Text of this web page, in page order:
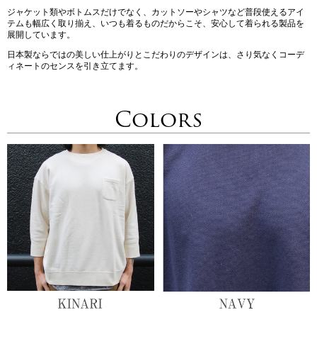
ジャケット類やボトムスだけでなく、カットソーやシャツなど普段使えるアイ
テムも幅広く取り揃え、いつも着るものだからこそ、安心して着られる製品を
展開しています。
日本製ならではの美しい仕上がりとこだわりのデザインは、さり気なくコーデ
ィネートのセンスを引き立てます。
Colors